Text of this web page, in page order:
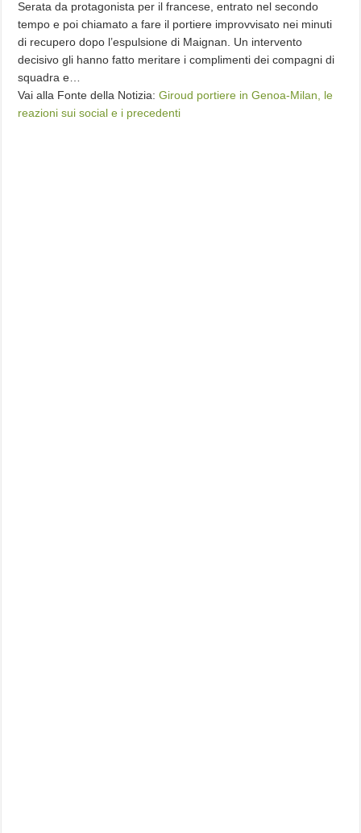
Serata da protagonista per il francese, entrato nel secondo
tempo e poi chiamato a fare il portiere improvvisato nei minuti
di recupero dopo l’espulsione di Maignan. Un intervento
decisivo gli hanno fatto meritare i complimenti dei compagni di
squadra e…
Vai alla Fonte della Notizia:Giroud portiere in Genoa-Milan, le
reazioni sui social e i precedenti